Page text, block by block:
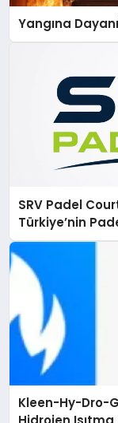
Yangına
SRV Padel
Türkiye’nin
Kleen-Hy-Dro-